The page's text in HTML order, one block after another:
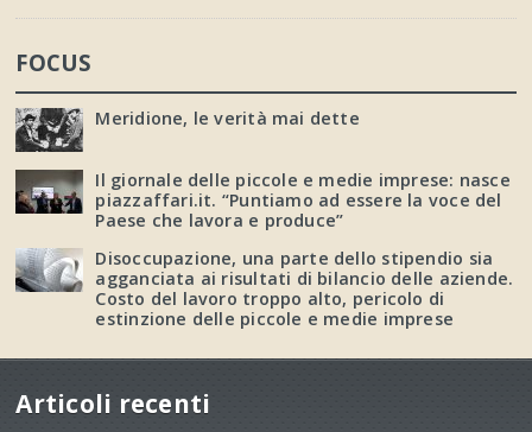
FOCUS
Meridione, le verità mai dette
Il giornale delle piccole e medie imprese: nasce
piazzaffari.it. “Puntiamo ad essere la voce del
Paese che lavora e produce”
Disoccupazione, una parte dello stipendio sia
agganciata ai risultati di bilancio delle aziende.
Costo del lavoro troppo alto, pericolo di
estinzione delle piccole e medie imprese
Articoli recenti